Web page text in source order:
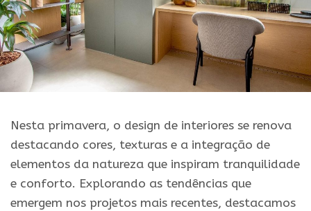
Nesta primavera, o design de interiores se renova
destacando cores, texturas e a integração de
elementos da natureza que inspiram tranquilidade
e conforto. Explorando as tendências que
emergem nos projetos mais recentes, destacamos